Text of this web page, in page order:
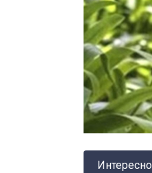
Интересно